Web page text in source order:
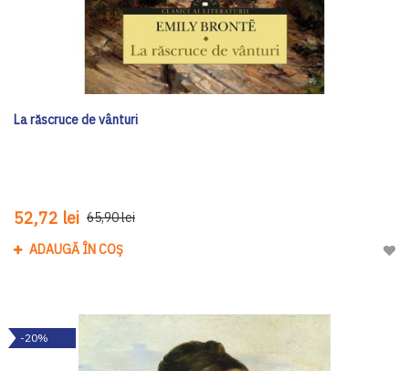
La răscruce de vânturi
52,72 lei 65,90 lei
ADAUGĂ ÎN COȘ
-20%